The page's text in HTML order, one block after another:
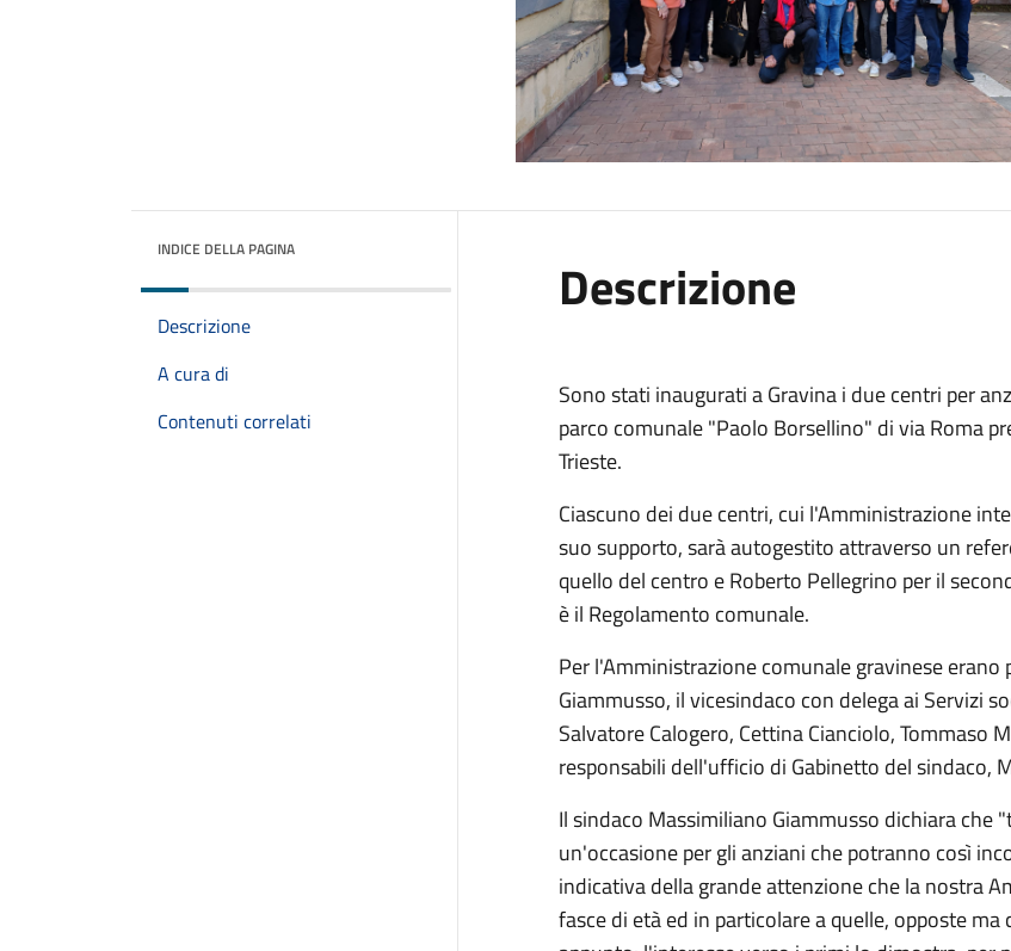
INDICE DELLA PAGINA
Descrizione
A cura di
Contenuti correlati
Descrizione
Sono stati inaugurati a Gravina i due centri per
parco comunale "Paolo Borsellino" di via Roma
Trieste.
Ciascuno dei due centri, cui l'Amministrazione
suo supporto, sarà autogestito attraverso un
quello del centro e Roberto Pellegrino per il
è il Regolamento comunale.
Per l'Amministrazione comunale gravinese
Giammusso, il vicesindaco con delega ai Servizi
Salvatore Calogero, Cettina Cianciolo, Tommaso
responsabili dell'ufficio di Gabinetto del sindaco,
Il sindaco Massimiliano Giammusso dichiara
un'occasione per gli anziani che potranno così
indicativa della grande attenzione che la nostra
fasce di età ed in particolare a quelle, opposte